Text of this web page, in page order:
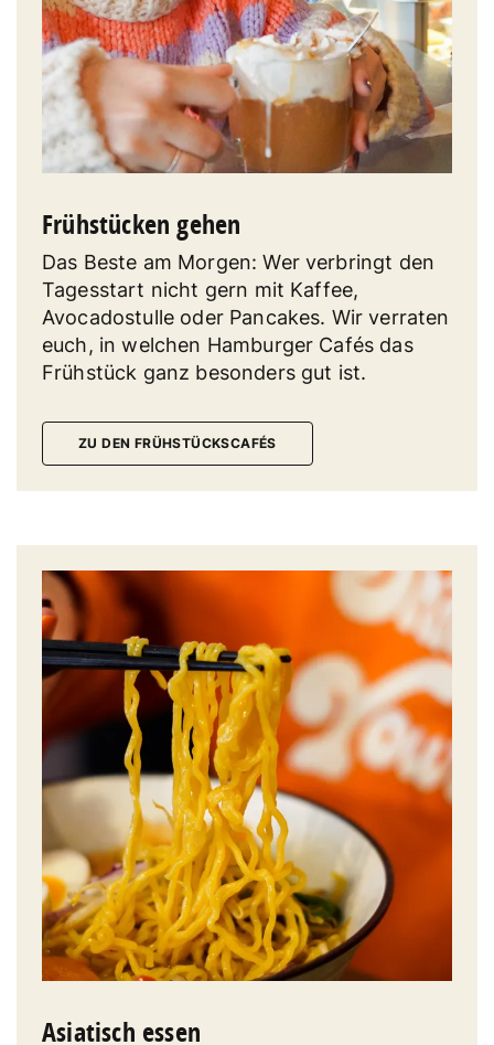
Frühstücken gehen
Das Beste am Morgen: Wer verbringt den
Tagesstart nicht gern mit Kaffee,
Avocadostulle oder Pancakes. Wir verraten
euch, in welchen Hamburger Cafés das
Frühstück ganz besonders gut ist.
ZU DEN FRÜHSTÜCKSCAFÉS
Asiatisch essen